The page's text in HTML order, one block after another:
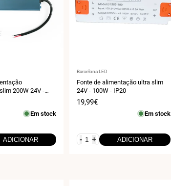
200W 24V -
Em stock
ADICIONAR
Fornecedor:
Barcelona LED
Fonte de alimentação ultra slim
24V - 100W - IP20
Preço
19,99€
Em stock
- + ADICIONAR